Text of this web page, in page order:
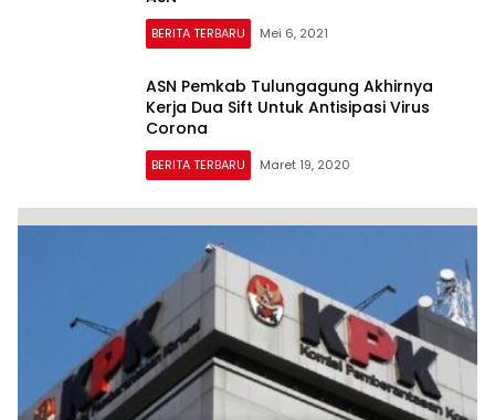
BERITA TERBARU Mei 6, 2021
ASN Pemkab Tulungagung Akhirnya
Kerja Dua Sift Untuk Antisipasi Virus
Corona
BERITA TERBARU Maret 19, 2020